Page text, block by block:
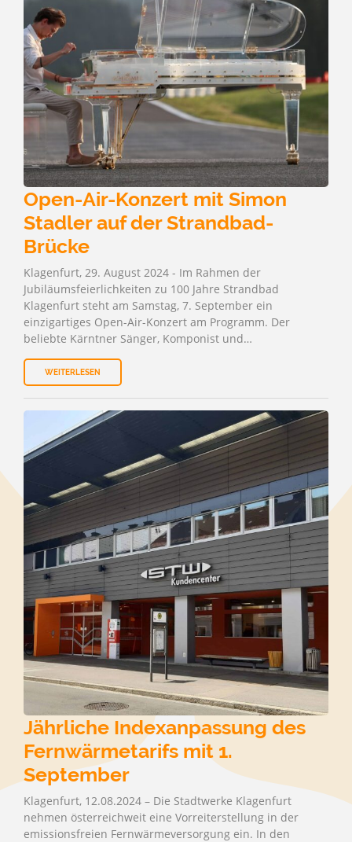
Open-Air-Konzert mit Simon
Stadler auf der Strandbad-
Brücke
Klagenfurt, 29. August 2024 - Im Rahmen der
Jubiläumsfeierlichkeiten zu 100 Jahre Strandbad
Klagenfurt steht am Samstag, 7. September ein
einzigartiges Open-Air-Konzert am Programm. Der
beliebte Kärntner Sänger, Komponist und…
WEITERLESEN
Jährliche Indexanpassung des
Fernwärmetarifs mit 1.
September
Klagenfurt, 12.08.2024 – Die Stadtwerke Klagenfurt
nehmen österreichweit eine Vorreiterstellung in der
emissionsfreien Fernwärmeversorgung ein. In den